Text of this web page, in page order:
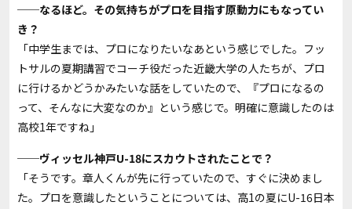
──なるほど。その気持ちがプロを目指す原動力にもなってい
き？
「中学生までは、プロになりたいなあという感じでした。フッ
トサルの夏期講習でコーチ役だった近畿大学の人たちが、プロ
に行けるかどうかみたいな話をしていたので、『プロになるの
って、そんなに大変なのか』という感じで。明確に意識したのは
高校1年ですね」
──ヴィッセル神戸U-18にスカウトされたことで？
「そうです。章人くんが先に行っていたので、すぐに決めまし
た。プロを意識したということについては、高1の夏にU-16日本